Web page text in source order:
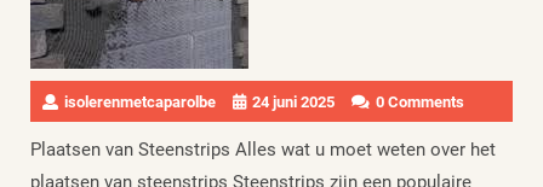
isolerenmetcaparolbe 24 juni 2025 0 Comments
Plaatsen van Steenstrips Alles wat u moet weten over het
plaatsen van steenstrips Steenstrips zijn een populaire